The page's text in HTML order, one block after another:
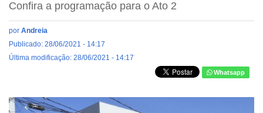
Confira a programação para o Ato 2
por Andreia
Publicado: 28/06/2021 - 14:17
Última modificação: 28/06/2021 - 14:17
Whatsapp